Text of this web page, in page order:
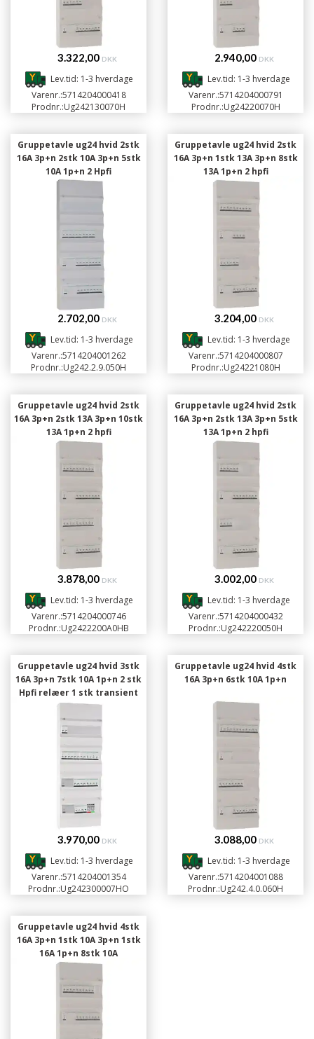
3.322,00 DKK
Lev.tid: 1-3 hverdage
Varenr.:5714204000418
Prodnr.:Ug242130070H
2.940,00 DKK
Lev.tid: 1-3 hverdage
Varenr.:5714204000791
Prodnr.:Ug24220070H
Gruppetavle ug24 hvid 2stk
16A 3p+n 2stk 10A 3p+n 5stk
10A 1p+n 2 Hpfi
2.702,00 DKK
Lev.tid: 1-3 hverdage
Varenr.:5714204001262
Prodnr.:Ug242.2.9.050H
Gruppetavle ug24 hvid 2stk
16A 3p+n 1stk 13A 3p+n 8stk
13A 1p+n 2 hpfi
3.204,00 DKK
Lev.tid: 1-3 hverdage
Varenr.:5714204000807
Prodnr.:Ug24221080H
Gruppetavle ug24 hvid 2stk
16A 3p+n 2stk 13A 3p+n 10stk
13A 1p+n 2 hpfi
3.878,00 DKK
Lev.tid: 1-3 hverdage
Varenr.:5714204000746
Prodnr.:Ug2422200A0HB
Gruppetavle ug24 hvid 2stk
16A 3p+n 2stk 13A 3p+n 5stk
13A 1p+n 2 hpfi
3.002,00 DKK
Lev.tid: 1-3 hverdage
Varenr.:5714204000432
Prodnr.:Ug242220050H
Gruppetavle ug24 hvid 3stk
16A 3p+n 7stk 10A 1p+n 2 stk
Hpfi relæer 1 stk transient
3.970,00 DKK
Lev.tid: 1-3 hverdage
Varenr.:5714204001354
Prodnr.:Ug242300007HO
Gruppetavle ug24 hvid 4stk
16A 3p+n 6stk 10A 1p+n
3.088,00 DKK
Lev.tid: 1-3 hverdage
Varenr.:5714204001088
Prodnr.:Ug242.4.0.060H
Gruppetavle ug24 hvid 4stk
16A 3p+n 1stk 10A 3p+n 1stk
16A 1p+n 8stk 10A